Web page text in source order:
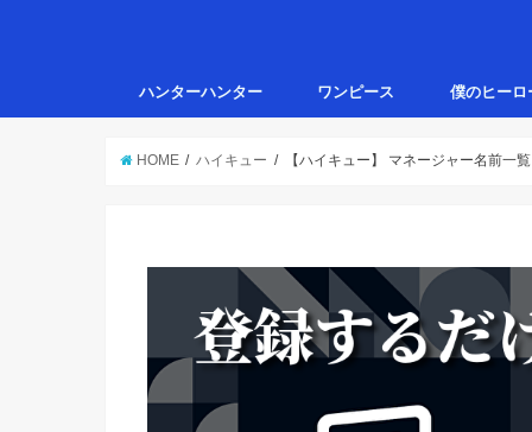
ハンターハンター ワンピース 僕のヒーロ
HOME ハイキュー 【ハイキュー】 マネージャー名前一